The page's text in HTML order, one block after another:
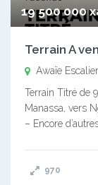
19 500 000
Terrain A
Awaïe Escalier
Terrain Titré de
Manassa, vers
– Encore
970